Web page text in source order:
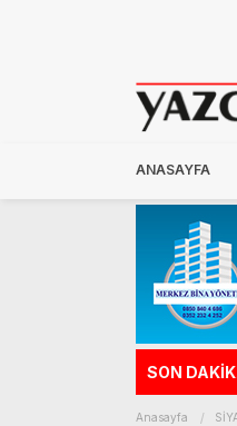
ANASAYFA
SON
Anasayfa